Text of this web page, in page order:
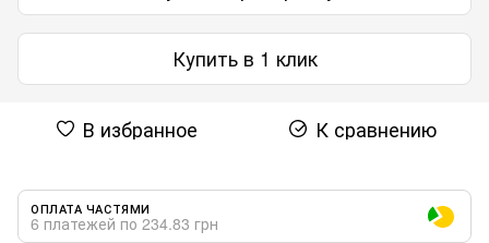
Купить в 1 клик
В избранное К сравнению
ОПЛАТА ЧАСТЯМИ
6 платежей по 234.83 грн